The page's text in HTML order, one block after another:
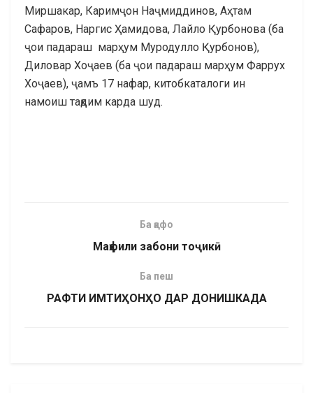
Миршакар, Каримҷон Наҷмиддинов, Аҳтам
Сафаров, Наргис Ҳамидова, Лайло Қурбонова (ба
ҷои падараш марҳум Муродулло Қурбонов),
Диловар Хоҷаев (ба ҷои падараш марҳум Фаррух
Хоҷаев), ҷамъ 17 нафар, китобкаталоги ин
намоиш тақдим карда шуд.
Ба қафо
Маҳфили забони тоҷикӣ
Ба пеш
РАФТИ ИМТИҲОНҲО ДАР ДОНИШКАДА